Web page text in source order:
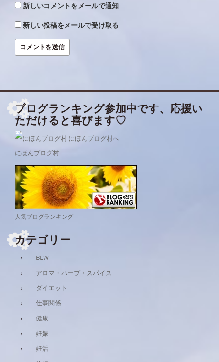
新しいコメントをメールで通知
新しい投稿をメールで受け取る
ブログランキング参加中です、応援い
ただけると喜びます♡
にほんブログ村
人気ブログランキング
カテゴリー
BLW
アロマ・ハーブ・スパイス
ダイエット
仕事関係
健康
妊娠
妊活